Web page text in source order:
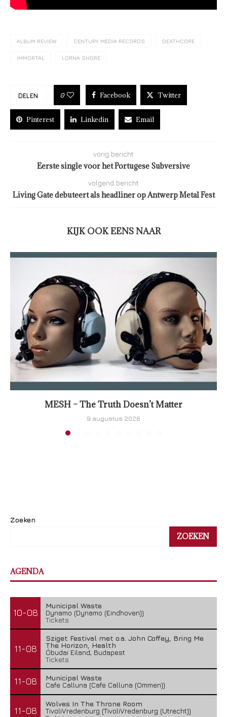
ALBUM REVIEW CENTURY MEDIA RECORDS DEATHCORE
IMMORTAL LORNA SHORE
DELEN 0 Facebook Twitter
Pinterest Linkedin Email
vorig bericht
Eerste single voor het Portugese Subversive
volgend bericht
Living Gate debuteert als headliner op Antwerp Metal Fest
KIJK OOK EENS NAAR
MESH – The Truth Doesn’t Matter
9 augustus 2026
Zoeken
ZOEKEN
AGENDA
10-08
Municipal Waste
Dynamo (Dynamo (Eindhoven))
Tickets
11-08
Sziget Festival met o.a. John Coffey, Bring Me
The Horizon, Health
Óbudai Eiland, Budapest
Tickets
11-08
Municipal Waste
Cafe Calluna (Cafe Calluna (Ommen))
11-08
Wolves In The Throne Room
TivoliVredenburg (TivoliVredenburg (Utrecht))